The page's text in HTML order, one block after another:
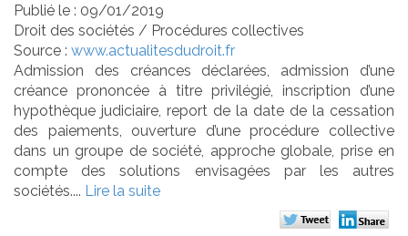
Publié le : 09/01/2019
Droit des sociétés / Procédures collectives
Source : www.actualitesdudroit.fr
Admission des créances déclarées, admission d’une
créance prononcée à titre privilégié, inscription d’une
hypothèque judiciaire, report de la date de la cessation
des paiements, ouverture d’une procédure collective
dans un groupe de société, approche globale, prise en
compte des solutions envisagées par les autres
sociétés.... Lire la suite